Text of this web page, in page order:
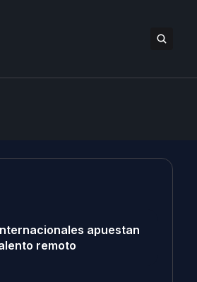
apuestan
remoto